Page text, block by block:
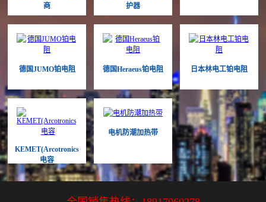
商
护器
德国JUMO铂电阻 德国Heraeus铂电阻 日本林电工铂电阻
KEMET(Arcotronics)
电容
电机防潮加热带